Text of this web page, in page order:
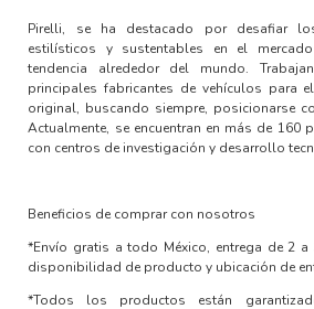
Pirelli, se ha destacado por desafiar
estilísticos y sustentables en el
tendencia alrededor del mundo.
principales fabricantes de vehículos para
original, buscando siempre, posicionarse
Actualmente, se encuentran en más de 160
con centros de investigación y desarrollo
Beneficios de comprar con nosotros
*Envío gratis a todo México, entrega de 2
disponibilidad de producto y ubicación de
*Todos los productos están